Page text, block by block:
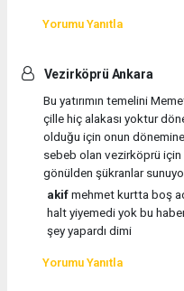
Yorumu Yanıtla
Vezirköprü Ankara
Bu yatırımın temelini
çille hiç alakası yoktur
olduğu için onun
sebeb olan vezirköprü
gönülden şükranlar
akifmehmet kurtta boş
halt yiyemedi yok bu
şey yapardı dimi
Yorumu Yanıtla